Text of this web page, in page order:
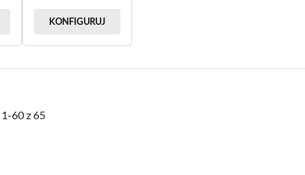
KONFIGURUJ
1-60z65